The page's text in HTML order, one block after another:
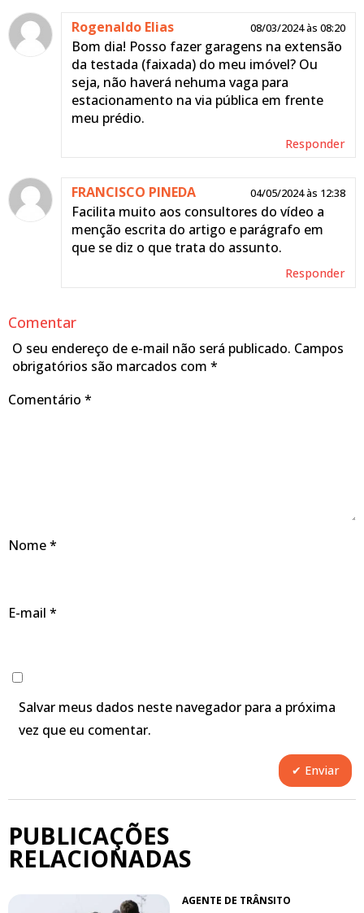
Rogenaldo Elias 08/03/2024 às 08:20
Bom dia! Posso fazer garagens na extensão
da testada (faixada) do meu imóvel? Ou
seja, não haverá nehuma vaga para
estacionamento na via pública em frente
meu prédio.
Responder
FRANCISCO PINEDA 04/05/2024 às 12:38
Facilita muito aos consultores do vídeo a
menção escrita do artigo e parágrafo em
que se diz o que trata do assunto.
Responder
Comentar
O seu endereço de e-mail não será publicado. Campos
obrigatórios são marcados com *
Comentário *
Nome*
E-mail *
Salvar meus dados neste navegador para a próxima
vez que eu comentar.
PUBLICAÇÕES
RELACIONADAS
AGENTE DE TRÂNSITO